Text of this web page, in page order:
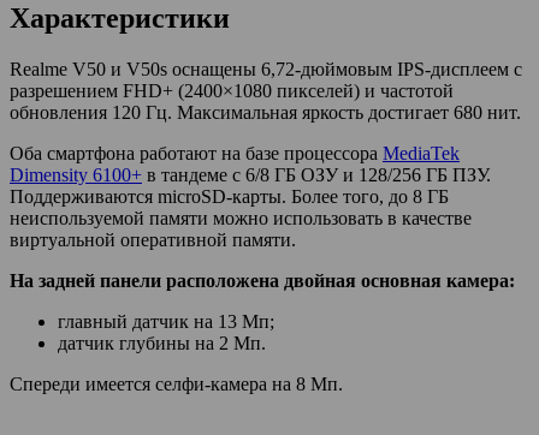
Характеристики
Realme V50 и V50s оснащены 6,72-дюймовым IPS-дисплеем с
разрешением FHD+ (2400×1080 пикселей) и частотой
обновления 120 Гц. Максимальная яркость достигает 680 нит.
Оба смартфона работают на базе процессора MediaTek
Dimensity 6100+ в тандеме с 6/8 ГБ ОЗУ и 128/256 ГБ ПЗУ.
Поддерживаются microSD-карты. Более того, до 8 ГБ
неиспользуемой памяти можно использовать в качестве
виртуальной оперативной памяти.
На задней панели расположена двойная основная камера:
главный датчик на 13 Мп;
датчик глубины на 2 Мп.
Спереди имеется селфи-камера на 8 Мп.